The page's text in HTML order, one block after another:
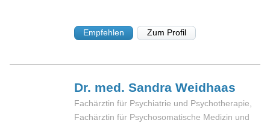
Empfehlen Zum Profil
Dr. med. SandraWeidhaas
Fachärztin für Psychiatrie und Psychotherapie,
Fachärztin für Psychosomatische Medizin und